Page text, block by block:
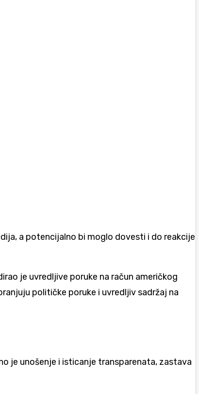
a potencijalno bi moglo dovesti i do reakcije
je uvredljive poruke na račun američkog
političke poruke i uvredljiv sadržaj na
je unošenje i isticanje transparenata, zastava